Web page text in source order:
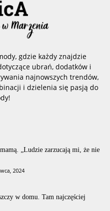
gdzie każdy znajdzie
ubrań, dodatków i
najnowszych trendów,
i dzielenia się pasją do
„Ludzie zarzucają mi, że nie
2024
w domu. Tam najczęściej